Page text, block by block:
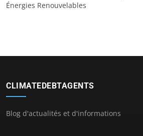
Énergies Renouvelables
CLIMATEDEBTAGENTS
Blog d'actualités et d'informations